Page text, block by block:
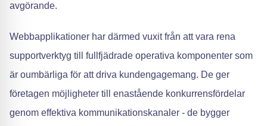
avgörande.
Webbapplikationer har därmed vuxit från att vara rena
supportverktyg till fullfjädrade operativa komponenter som
är oumbärliga för att driva kundengagemang. De ger
företagen möjligheter till enastående konkurrensfördelar
genom effektiva kommunikationskanaler - de bygger